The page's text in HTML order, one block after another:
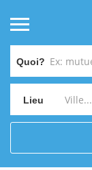
Quoi?
Lieu